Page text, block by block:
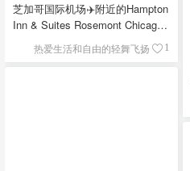
芝加哥国际机场✈️附近的Hampton
Inn & Suites Rosemont Chicago
O'Hare自助早餐
热爱生活和自由的轻舞飞扬 1